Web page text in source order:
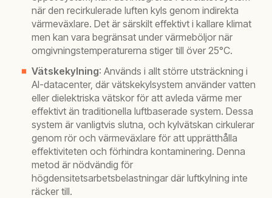
när den recirkulerade luften kyls genom indirekta
värmeväxlare. Det är särskilt effektivt i kallare klimat
men kan vara begränsat under värmeböljor när
omgivningstemperaturerna stiger till över 25°C.
Vätskekylning: Används i allt större utsträckning i
AI-datacenter, där vätskekylsystem använder vatten
eller dielektriska vätskor för att avleda värme mer
effektivt än traditionella luftbaserade system. Dessa
system är vanligtvis slutna, och kylvätskan cirkulerar
genom rör och värmeväxlare för att upprätthålla
effektiviteten och förhindra kontaminering. Denna
metod är nödvändig för
högdensitetsarbetsbelastningar där luftkylning inte
räcker till.